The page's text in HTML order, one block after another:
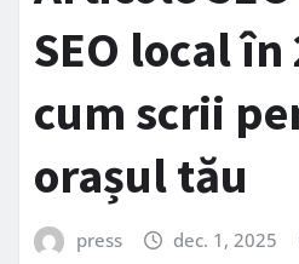
SEO local în
cum scrii
orașul tău
press dec. 1, 2025